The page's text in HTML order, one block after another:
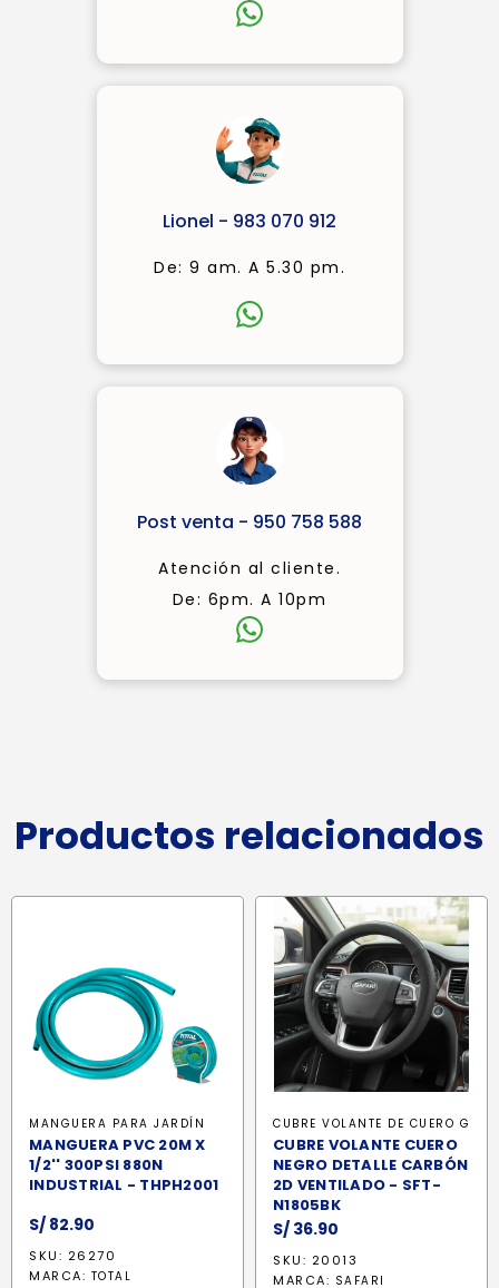
Lionel - 983 070 912
De: 9 am. A 5.30 pm.
Post venta - 950 758 588
Atención al cliente.
De: 6pm. A 10pm
Productos relacionados
MANGUERA PARA JARDÍN
MANGUERA PVC 20M X
1/2'' 300PSI 880N
INDUSTRIAL - THPH2001
S/ 82.90
SKU: 26270
MARCA: TOTAL
CUBRE VOLANTE DE CUERO G
CUBRE VOLANTE CUERO
NEGRO DETALLE CARBÓN
2D VENTILADO - SFT-
N1805BK
S/ 36.90
SKU: 20013
MARCA: SAFARI